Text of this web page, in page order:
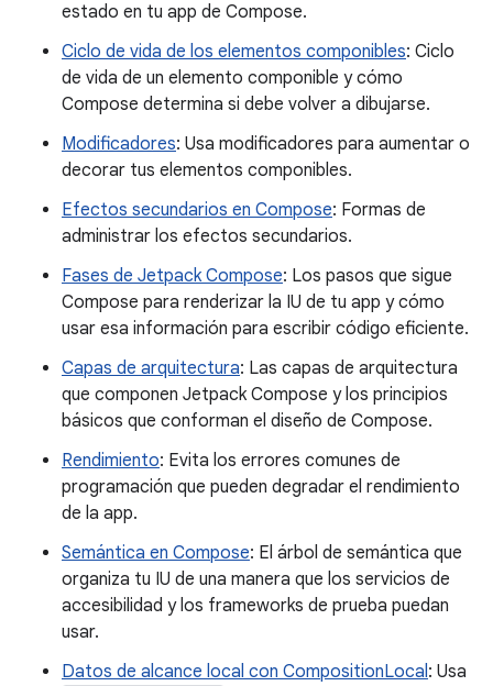
estado en tu app de Compose.
Ciclo de vida de los elementos componibles: Ciclo
de vida de un elemento componible y cómo
Compose determina si debe volver a dibujarse.
Modificadores: Usa modificadores para aumentar o
decorar tus elementos componibles.
Efectos secundarios en Compose: Formas de
administrar los efectos secundarios.
Fases de Jetpack Compose: Los pasos que sigue
Compose para renderizar la IU de tu app y cómo
usar esa información para escribir código eficiente.
Capas de arquitectura: Las capas de arquitectura
que componen Jetpack Compose y los principios
básicos que conforman el diseño de Compose.
Rendimiento: Evita los errores comunes de
programación que pueden degradar el rendimiento
de la app.
Semántica en Compose: El árbol de semántica que
organiza tu IU de una manera que los servicios de
accesibilidad y los frameworks de prueba puedan
usar.
Datos de alcance local con CompositionLocal: Usa